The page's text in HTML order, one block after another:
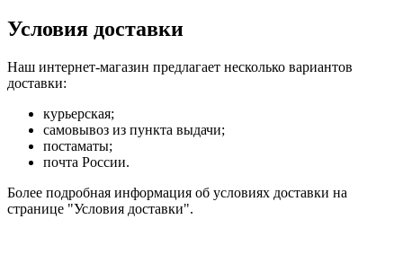
Условия доставки
Наш интернет-магазин предлагает несколько вариантов
доставки:
курьерская;
самовывоз из пункта выдачи;
постаматы;
почта России.
Более подробная информация об условиях доставки на
странице "Условия доставки".